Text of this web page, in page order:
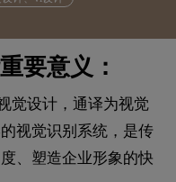
要意义：
觉设计，通译为视觉
视觉识别系统，是传
、塑造企业形象的快